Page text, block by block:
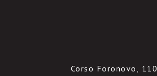
Corso Foronovo, 110